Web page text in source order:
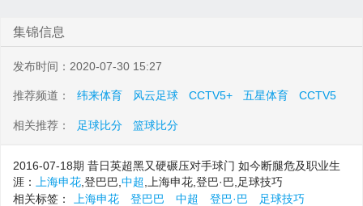
集锦信息
发布时间：2020-07-30 15:27
推荐频道： 纬来体育 风云足球 CCTV5+ 五星体育 CCTV5
相关推荐： 足球比分 篮球比分
2016-07-18期 昔日英超黑又硬碾压对手球门 如今断腿危及职业生
涯：
上海申花 ,登巴巴, 中超 ,上海申花,登巴·巴,足球技巧
相关标签：
上海申花 登巴巴 中超 登巴·巴
足球技巧